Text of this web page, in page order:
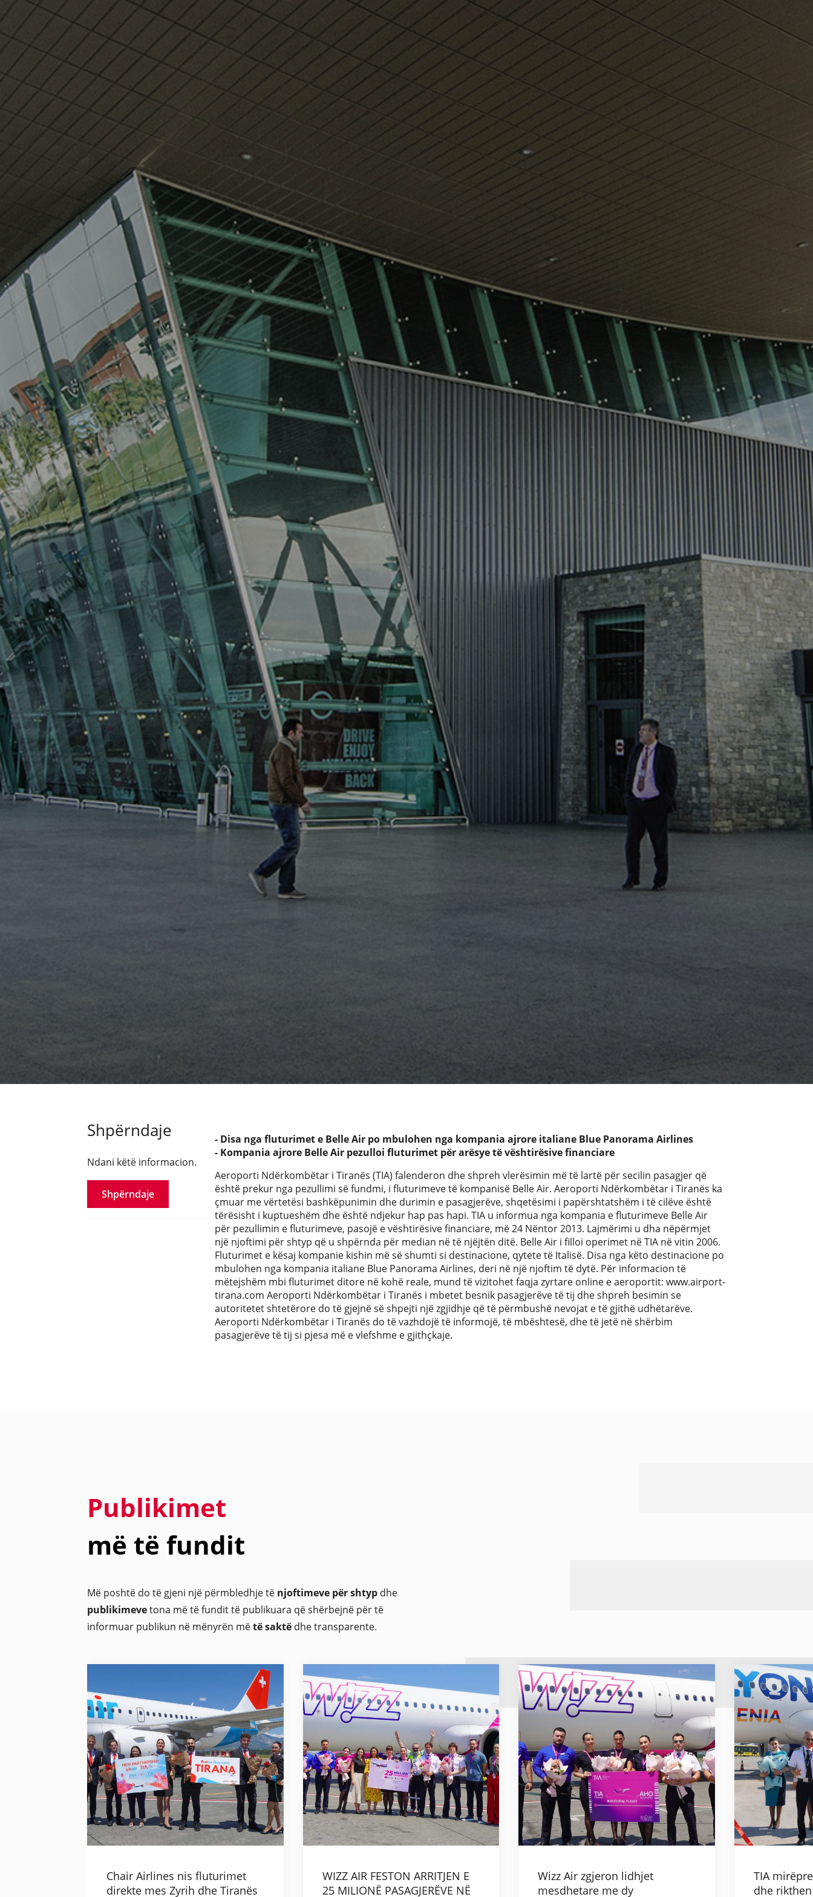
klientët tanë
Internet pa tel falas
Siguria
Shpërndaje
Ndani këtë informacion.
Shpërndaje
- Disa nga fluturimet e Belle Air po mbulohen nga kompania ajrore italiane Blue Panorama Airlines
- Kompania ajrore Belle Air pezulloi fluturimet për arësye të vështirësive financiare
Aeroporti Ndërkombëtar i Tiranës (TIA) falenderon dhe shpreh vlerësimin më të lartë për secilin pasagjer që
është prekur nga pezullimi së fundmi, i fluturimeve të kompanisë Belle Air. Aeroporti Ndërkombëtar i Tiranës ka
çmuar me vërtetësi bashkëpunimin dhe durimin e pasagjerëve, shqetësimi i papërshtatshëm i të cilëve është
tërësisht i kuptueshëm dhe është ndjekur hap pas hapi. TIA u informua nga kompania e fluturimeve Belle Air
për pezullimin e fluturimeve, pasojë e vështirësive financiare, më 24 Nëntor 2013. Lajmërimi u dha nëpërmjet
një njoftimi për shtyp që u shpërnda për median në të njëjtën ditë. Belle Air i filloi operimet në TIA në vitin 2006.
Fluturimet e kësaj kompanie kishin më së shumti si destinacione, qytete të Italisë. Disa nga këto destinacione po
mbulohen nga kompania italiane Blue Panorama Airlines, deri në një njoftim të dytë. Për informacion të
mëtejshëm mbi fluturimet ditore në kohë reale, mund të vizitohet faqja zyrtare online e aeroportit: www.airport-
tirana.com Aeroporti Ndërkombëtar i Tiranës i mbetet besnik pasagjerëve të tij dhe shpreh besimin se
autoritetet shtetërore do të gjejnë së shpejti një zgjidhje që të përmbushë nevojat e të gjithë udhëtarëve.
Aeroporti Ndërkombëtar i Tiranës do të vazhdojë të informojë, të mbështesë, dhe të jetë në shërbim
pasagjerëve të tij si pjesa më e vlefshme e gjithçkaje.
Publikimet
më të fundit
Më poshtë do të gjeni një përmbledhje të njoftimeve për shtyp dhe
publikimevetona më të fundit të publikuara që shërbejnë për të
informuar publikun në mënyrën mëtë saktë dhe transparente.
Chair Airlines nis fluturimet
direkte mes Zyrih dhe Tiranës
WIZZ AIR FESTON ARRITJEN E
25 MILIONË PASAGJERËVE NË
Wizz Air zgjeron lidhjet
mesdhetare me dy
TIA
dhe